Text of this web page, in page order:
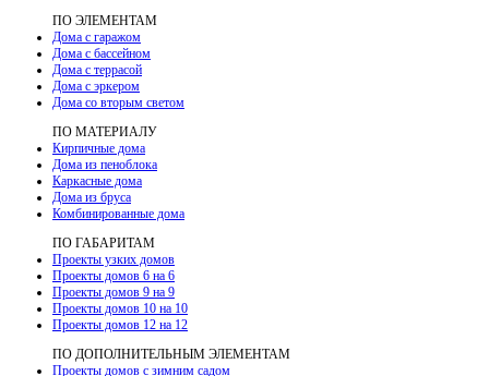
ПО ЭЛЕМЕНТАМ
Дома с гаражом
Дома с бассейном
Дома с террасой
Дома с эркером
Дома со вторым светом
ПО МАТЕРИАЛУ
Кирпичные дома
Дома из пеноблока
Каркасные дома
Дома из бруса
Комбинированные дома
ПО ГАБАРИТАМ
Проекты узких домов
Проекты домов 6 на 6
Проекты домов 9 на 9
Проекты домов 10 на 10
Проекты домов 12 на 12
ПО ДОПОЛНИТЕЛЬНЫМ ЭЛЕМЕНТАМ
Проекты домов с зимним садом